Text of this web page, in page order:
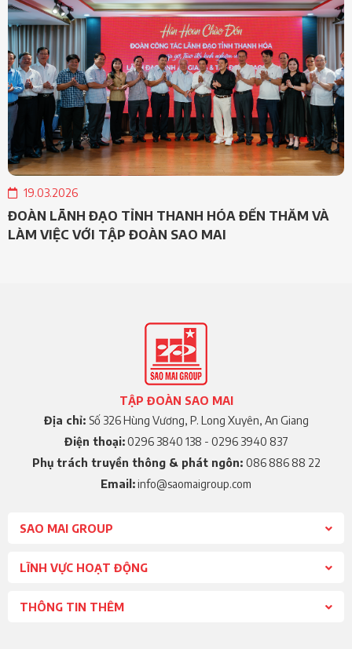
19.03.2026
ĐOÀN LÃNH ĐẠO TỈNH THANH HÓA ĐẾN THĂM VÀ
LÀM VIỆC VỚI TẬP ĐOÀN SAO MAI
TẬP ĐOÀN SAO MAI
Địa chỉ: Số 326 Hùng Vương, P. Long Xuyên, An Giang
Điện thoại:0296 3840 138 - 0296 3940 837
Phụ trách truyền thông & phát ngôn: 086 886 88 22
Email:info@saomaigroup.com
SAO MAI GROUP
LĨNH VỰC HOẠT ĐỘNG
THÔNG TIN THÊM